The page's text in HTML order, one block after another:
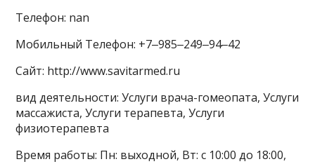
Телефон: nan
Мобильный Телефон: +7‒985‒249‒94‒42
Сайт: http://www.savitarmed.ru
вид деятельности: Услуги врача-гомеопата, Услуги
массажиста, Услуги терапевта, Услуги
физиотерапевта
Время работы: Пн: выходной, Вт: с 10:00 до 18:00,